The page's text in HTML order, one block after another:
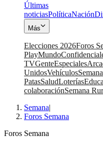
Últimas
noticiasPolíticaNación
Más
Elecciones 2026Foros
PlayMundo
TVGenteEspeciales
UnidosVehículos
PatasSaludLoterías
colaboraciónSemana
Semana|
Foros Semana
Foros Semana